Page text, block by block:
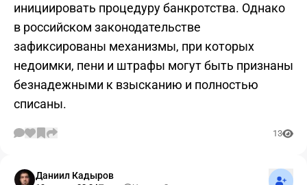
инициировать процедуру банкротства. Однако
в российском законодательстве
зафиксированы механизмы, при которых
недоимки, пени и штрафы могут быть признаны
безнадежными к взысканию и полностью
списаны.
13
Даниил Кадыров